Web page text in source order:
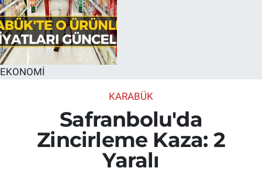
EKONOMİ
KARABÜK
Safranbolu'da
Zincirleme Kaza: 2
Yaralı